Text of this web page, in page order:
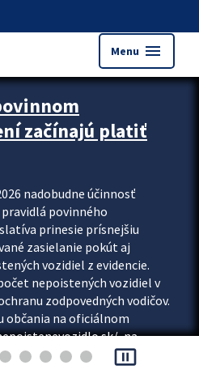
Menu menu
začínajú platiť
nadobudne účinnosť
povinného
prinesie prísnejšiu
zasielanie pokút aj
vozidiel z evidencie.
nepoistených vozidiel v
zodpovedných vodičov.
občania na oficiálnom
, na
aj možnosť overiť si...
pause_presentation